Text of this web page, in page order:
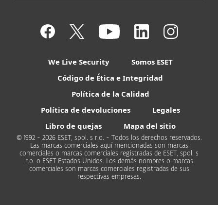
We Live Security
Somos ESET
Código de Ética e Integridad
Política de la Calidad
Política de devoluciones
Legales
Libro de quejas
Mapa del sitio
© 1992 - 2026 ESET, spol. s r.o. - Todos los derechos reservados.
Las marcas comerciales aquí mencionadas son marcas
comerciales o marcas comerciales registradas de ESET, spol. s
r.o. o ESET Estados Unidos. Los demás nombres o marcas
comerciales son marcas comerciales registradas de sus
respectivas empresas.